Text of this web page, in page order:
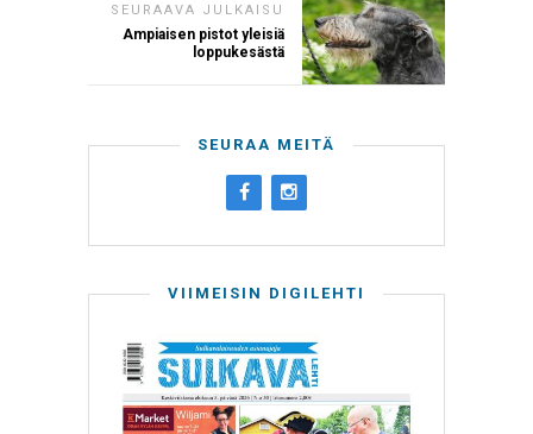
SEURAAVA JULKAISU
Ampiaisen pistot yleisiä
loppukesästä
SEURAA MEITÄ
VIIMEISIN DIGILEHTI